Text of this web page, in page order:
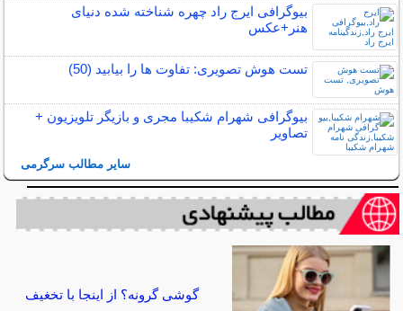
بیوگرافی ایرج راد چهره شناخته شده دنیای
هنر+عکس
تست هوش تصویری: تفاوت ها را بیابید (50)
بیوگرافی شهرام شکیبا مجری و بازیگر تلویزیون +
تصاویر
سایر مطالب سرگرمی
گوشی گرونه؟ از اینجا با تخغیف